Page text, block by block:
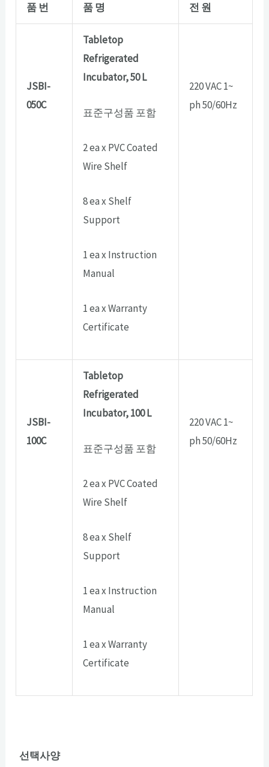
품 번 품 명 전 원
JSBI-
050C
Tabletop
Refrigerated
Incubator, 50 L
표준구성품 포함
2 ea x PVC Coated
Wire Shelf
8 ea x Shelf
Support
1 ea x Instruction
Manual
1 ea x Warranty
Certificate
220 VAC 1~
ph 50/60Hz
JSBI-
100C
Tabletop
Refrigerated
Incubator, 100 L
표준구성품 포함
2 ea x PVC Coated
Wire Shelf
8 ea x Shelf
Support
1 ea x Instruction
Manual
1 ea x Warranty
Certificate
220 VAC 1~
ph 50/60Hz
선택사양